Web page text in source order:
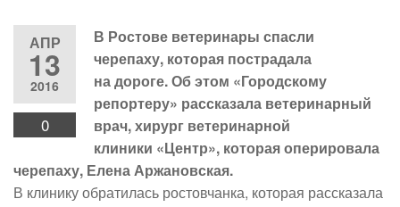
АПР
13
2016
0
В Ростове ветеринары спасли
черепаху, которая пострадала
на дороге. Об этом «Городскому
репортеру» рассказала ветеринарный
врач, хирург ветеринарной
клиники «Центр», которая оперировала
черепаху, Елена Аржановская.
В клинику обратилась ростовчанка, которая рассказала